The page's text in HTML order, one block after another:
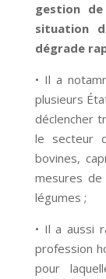
gestion
situation
dégrade
• Il a
plusieurs
déclencher
le secteur
bovines,
mesures
légumes ;
• Il a aussi
profession
pour